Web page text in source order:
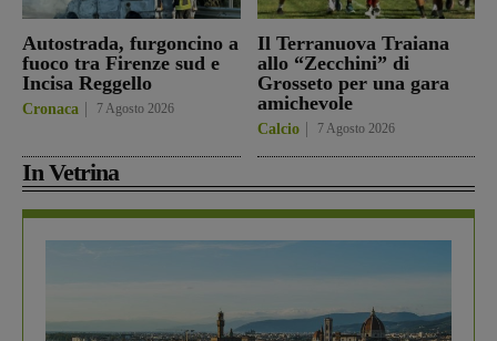
Autostrada, furgoncino a
fuoco tra Firenze sud e
Incisa Reggello
Cronaca 7 Agosto 2026
Il Terranuova Traiana
allo “Zecchini” di
Grosseto per una gara
amichevole
Calcio 7 Agosto 2026
In Vetrina